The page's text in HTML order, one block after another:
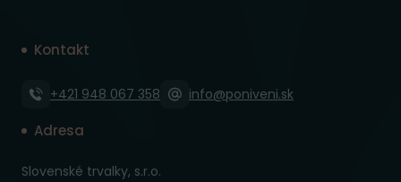
Kontakt
+421 948 067 358 info@poniveni.sk
Adresa
Slovenské trvalky, s.r.o.